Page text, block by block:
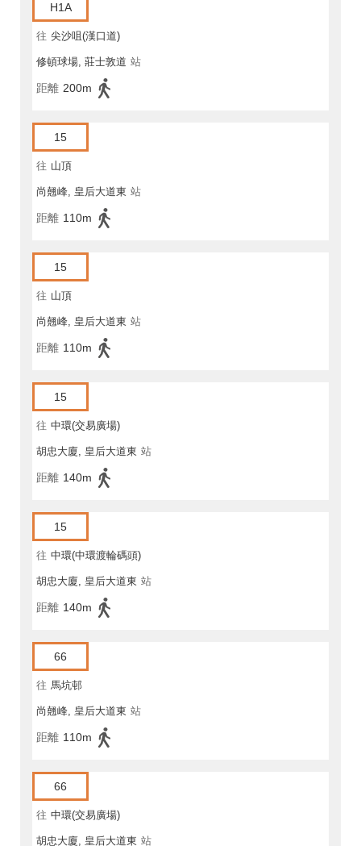
H1A
往 尖沙咀(漢口道)
修頓球場, 莊士敦道 站
距離 200m
15
往 山頂
尚翹峰, 皇后大道東 站
距離 110m
15
往 山頂
尚翹峰, 皇后大道東 站
距離 110m
15
往 中環(交易廣場)
胡忠大廈, 皇后大道東 站
距離 140m
15
往 中環(中環渡輪碼頭)
胡忠大廈, 皇后大道東 站
距離 140m
66
往 馬坑邨
尚翹峰, 皇后大道東 站
距離 110m
66
往 中環(交易廣場)
胡忠大廈, 皇后大道東 站